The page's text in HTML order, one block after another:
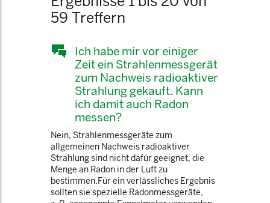
59 Treffern
Ich habe mir vor einiger
Zeit ein Strahlenmessgerät
zum Nachweis radioaktiver
Strahlung gekauft. Kann
ich damit auch Radon
messen?
Nein, Strahlenmessgeräte zum
allgemeinen Nachweis radioaktiver
Strahlung sind nicht dafür geeignet, die
Menge an Radon in der Luft zu
bestimmen.Für ein verlässliches Ergebnis
sollten sie spezielle Radonmessgeräte,